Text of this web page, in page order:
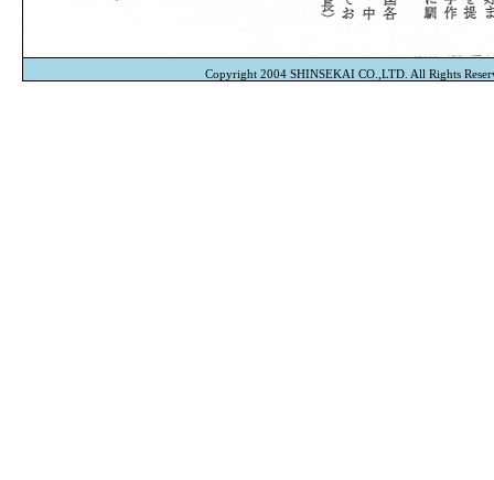
Copyright 2004 SHINSEKAI CO.,LTD. All Rights